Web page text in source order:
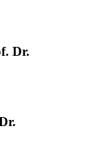
Dr.